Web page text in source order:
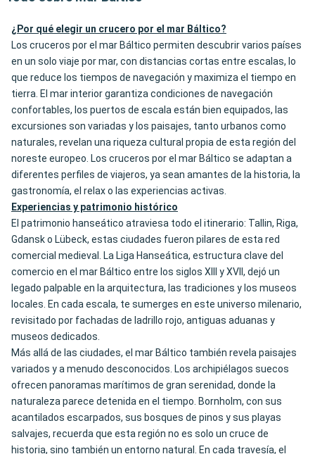
¿Por qué elegir un crucero por el mar Báltico?
Los cruceros por el mar Báltico permiten descubrir varios países
en un solo viaje por mar, con distancias cortas entre escalas, lo
que reduce los tiempos de navegación y maximiza el tiempo en
tierra. El mar interior garantiza condiciones de navegación
confortables, los puertos de escala están bien equipados, las
excursiones son variadas y los paisajes, tanto urbanos como
naturales, revelan una riqueza cultural propia de esta región del
noreste europeo. Los cruceros por el mar Báltico se adaptan a
diferentes perfiles de viajeros, ya sean amantes de la historia, la
gastronomía, el relax o las experiencias activas.
Experiencias y patrimonio histórico
El patrimonio hanseático atraviesa todo el itinerario: Tallin, Riga,
Gdansk o Lübeck, estas ciudades fueron pilares de esta red
comercial medieval. La Liga Hanseática, estructura clave del
comercio en el mar Báltico entre los siglos XIII y XVII, dejó un
legado palpable en la arquitectura, las tradiciones y los museos
locales. En cada escala, te sumerges en este universo milenario,
revisitado por fachadas de ladrillo rojo, antiguas aduanas y
museos dedicados.
Más allá de las ciudades, el mar Báltico también revela paisajes
variados y a menudo desconocidos. Los archipiélagos suecos
ofrecen panoramas marítimos de gran serenidad, donde la
naturaleza parece detenida en el tiempo. Bornholm, con sus
acantilados escarpados, sus bosques de pinos y sus playas
salvajes, recuerda que esta región no es solo un cruce de
historia, sino también un entorno natural. En cada travesía, el